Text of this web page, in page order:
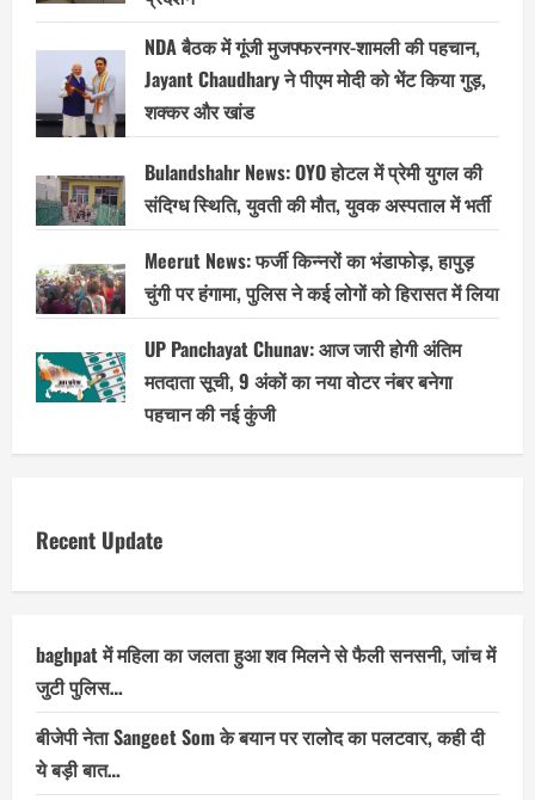
NDA बैठक में गूंजी मुजफ्फरनगर-शामली की पहचान,
Jayant Chaudhary ने पीएम मोदी को भेंट किया गुड़,
शक्कर और खांड
Bulandshahr News: OYO होटल में प्रेमी युगल की
संदिग्ध स्थिति, युवती की मौत, युवक अस्पताल में भर्ती
Meerut News: फर्जी किन्नरों का भंडाफोड़, हापुड़
चुंगी पर हंगामा, पुलिस ने कई लोगों को हिरासत में लिया
UP Panchayat Chunav: आज जारी होगी अंतिम
मतदाता सूची, 9 अंकों का नया वोटर नंबर बनेगा
पहचान की नई कुंजी
Recent Update
baghpat में महिला का जलता हुआ शव मिलने से फैली सनसनी, जांच में
जुटी पुलिस…
बीजेपी नेता Sangeet Som के बयान पर रालोद का पलटवार, कही दी
ये बड़ी बात…